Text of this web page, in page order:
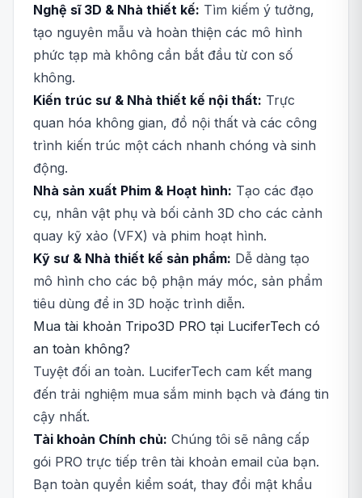
Nghệ sĩ 3D & Nhà thiết kế: Tìm kiếm ý tưởng,
tạo nguyên mẫu và hoàn thiện các mô hình
phức tạp mà không cần bắt đầu từ con số
không.
Kiến trúc sư & Nhà thiết kế nội thất: Trực
quan hóa không gian, đồ nội thất và các công
trình kiến trúc một cách nhanh chóng và sinh
động.
Nhà sản xuất Phim & Hoạt hình: Tạo các đạo
cụ, nhân vật phụ và bối cảnh 3D cho các cảnh
quay kỹ xảo (VFX) và phim hoạt hình.
Kỹ sư & Nhà thiết kế sản phẩm: Dễ dàng tạo
mô hình cho các bộ phận máy móc, sản phẩm
tiêu dùng để in 3D hoặc trình diễn.
Mua tài khoản Tripo3D PRO tại LuciferTech có
an toàn không?
Tuyệt đối an toàn. LuciferTech cam kết mang
đến trải nghiệm mua sắm minh bạch và đáng tin
cậy nhất.
Tài khoản Chính chủ: Chúng tôi sẽ nâng cấp
gói PRO trực tiếp trên tài khoản email của bạn.
Bạn toàn quyền kiểm soát, thay đổi mật khẩu